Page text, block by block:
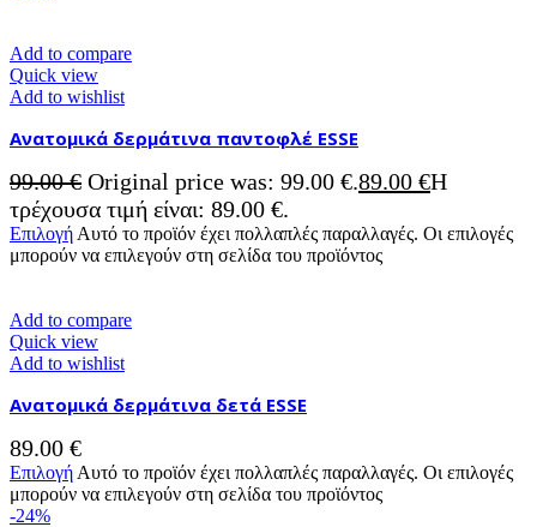
Add to compare
Quick view
Add to wishlist
Ανατομικά δερμάτινα παντοφλέ ESSE
99.00€ Original price was: 99.00 €.89.00 €Η
τρέχουσα τιμή είναι: 89.00 €.
Επιλογή Αυτό το προϊόν έχει πολλαπλές παραλλαγές. Οι επιλογές
μπορούν να επιλεγούν στη σελίδα του προϊόντος
Add to compare
Quick view
Add to wishlist
Ανατομικά δερμάτινα δετά ESSE
89.00 €
Επιλογή Αυτό το προϊόν έχει πολλαπλές παραλλαγές. Οι επιλογές
μπορούν να επιλεγούν στη σελίδα του προϊόντος
-24%